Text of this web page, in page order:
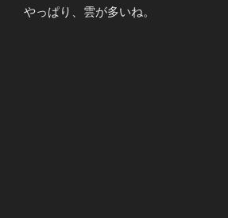
やっぱり、雲が多いね。